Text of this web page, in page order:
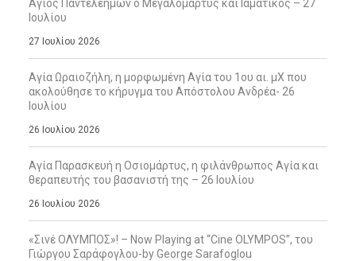
Άγιος Παντελεήμων ο Μεγαλομάρτυς και Ιαματικός – 27
Ιουλίου
27 Ιουλίου 2026
Αγία Ωραιοζήλη, η μορφωμένη Αγία του 1ου αι. μΧ που
ακολούθησε το κήρυγμα του Απόστολου Ανδρέα- 26
Ιουλίου
26 Ιουλίου 2026
Αγία Παρασκευή η Οσιομάρτυς, η φιλάνθρωπος Αγία και
θεραπευτής του βασανιστή της – 26 Ιουλίου
26 Ιουλίου 2026
«Σινέ ΟΛΥΜΠΟΣ»! – Now Playing at “Cine OLYMPOS”, του
Γιώργου Σαράφογλου-by George Sarafoglou